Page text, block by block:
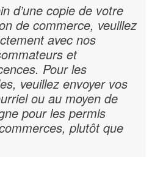
d’une copie de votre
de commerce, veuillez
avec nos
et
Pour les
veuillez envoyer vos
ou au moyen de
pour les permis
plutôt que